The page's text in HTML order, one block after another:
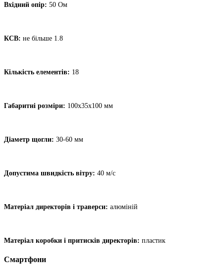
Вхідний опір: 50 Ом
КСВ: не більше 1.8
Кількість елементів: 18
Габаритні розміри: 100х35х100 мм
Діаметр щогли: 30-60 мм
Допустима швидкість вітру: 40 м/с
Матеріал директорів і траверси: алюміній
Матеріал коробки і притисків директорів: пластик
Смартфони